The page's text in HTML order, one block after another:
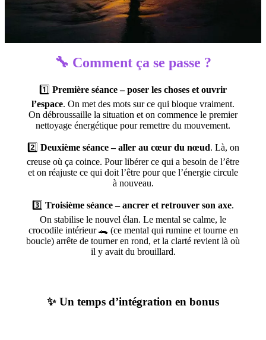
🔧 Comment ça se passe ?
1️⃣ Première séance – poser les choses et ouvrir
l’espace. On met des mots sur ce qui bloque vraiment.
On débroussaille la situation et on commence le premier
nettoyage énergétique pour remettre du mouvement.
2️⃣ Deuxième séance – aller au cœur du nœud. Là, on
creuse où ça coince. Pour libérer ce qui a besoin de l’être
et on réajuste ce qui doit l’être pour que l’énergie circule
à nouveau.
3️⃣ Troisième séance – ancrer et retrouver son axe.
On stabilise le nouvel élan. Le mental se calme, le
crocodile intérieur 🐊 (ce mental qui rumine et tourne en
boucle) arrête de tourner en rond, et la clarté revient là où
il y avait du brouillard.
✨ Un temps d’intégration en bonus